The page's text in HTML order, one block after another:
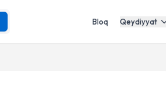
Bloq Qeydiyyat